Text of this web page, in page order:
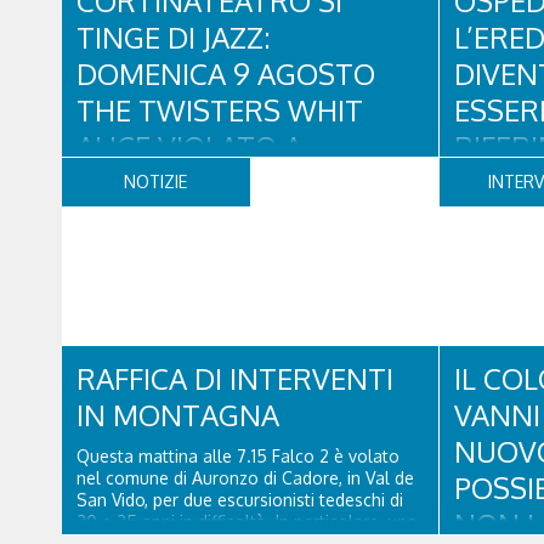
TINGE DI JAZZ:
DOMENICA 9 AGOSTO
THE TWISTERS WHIT
ALICE VIOLATO A
CORTINA D’AMPEZZO
PER
E
Research
assistenza
pubblico,
NOTIZIE
RAFFICA DI INTERVENTI
IN MONTAGNA
Questa mattina alle 7.15 Falco 2 è volato
nel comune di Auronzo di Cadore, in Val de
San Vido, per due escursionisti tedeschi di
20 e 25 anni in difficoltà. In particolare, uno
IL
NON